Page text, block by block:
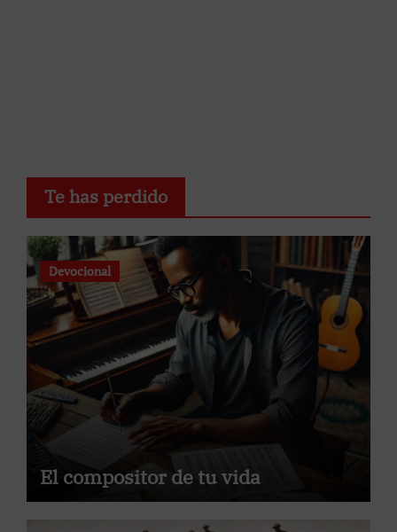
Te has perdido
Devocional
El compositor de tu vida